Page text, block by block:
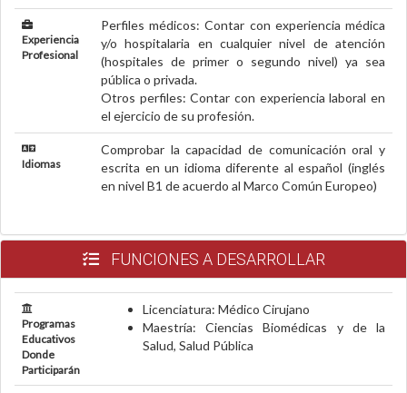
Experiencia
Profesional
Perfiles médicos: Contar con experiencia médica
y/o hospitalaria en cualquier nivel de atención
(hospitales de primer o segundo nivel) ya sea
pública o privada.
Otros perfiles: Contar con experiencia laboral en
el ejercicio de su profesión.
Idiomas
Comprobar la capacidad de comunicación oral y
escrita en un idioma diferente al español (inglés
en nivel B1 de acuerdo al Marco Común Europeo)
FUNCIONES A DESARROLLAR
Programas
Educativos
Donde
Participarán
Licenciatura: Médico Cirujano
Maestría: Ciencias Biomédicas y de la
Salud, Salud Pública